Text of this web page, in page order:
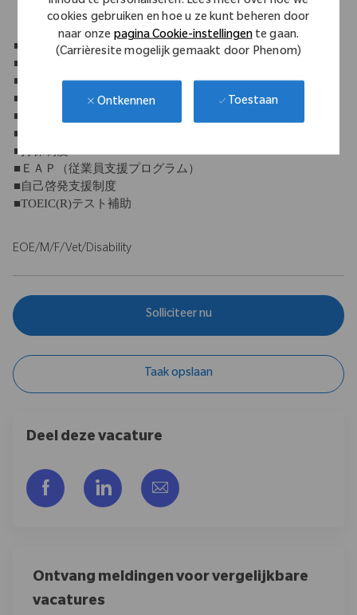
cookies gebruiken en hoe u ze kunt beheren door
naar onze pagina Cookie-instellingente gaan.
(Carrièresite mogelijk gemaakt door Phenom)
Ontkennen Toestaan
■社会保険完備
■退職金制度
■団体保険
■定期健康診断
■財形貯蓄制度
■永年勤続表彰
■持株制度
■ＥＡＰ（従業員支援プログラム）
■自己啓発支援制度
■TOEIC(R)テスト補助
EOE/M/F/Vet/Disability
Solliciteer nu
Taak opslaan
Deel deze vacature
Delen via Facebook
Delen via LinkedIn
Delen via e-mail
Ontvang meldingen voor vergelijkbare
vacatures